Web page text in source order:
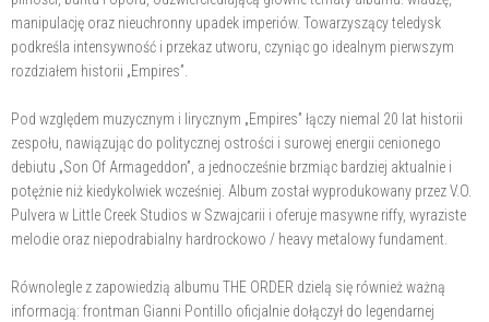
manipulację oraz nieuchronny upadek imperiów. Towarzyszący teledysk
podkreśla intensywność i przekaz utworu, czyniąc go idealnym pierwszym
rozdziałem historii „Empires”.
Pod względem muzycznym i lirycznym „Empires” łączy niemal 20 lat historii
zespołu, nawiązując do politycznej ostrości i surowej energii cenionego
debiutu „Son Of Armageddon”, a jednocześnie brzmiąc bardziej aktualnie i
potężnie niż kiedykolwiek wcześniej. Album został wyprodukowany przez V.O.
Pulvera w Little Creek Studios w Szwajcarii i oferuje masywne riffy, wyraziste
melodie oraz niepodrabialny hardrockowo / heavy metalowy fundament.
Równolegle z zapowiedzią albumu THE ORDER dzielą się również ważną
informacją: frontman Gianni Pontillo oficjalnie dołączył do legendarnej